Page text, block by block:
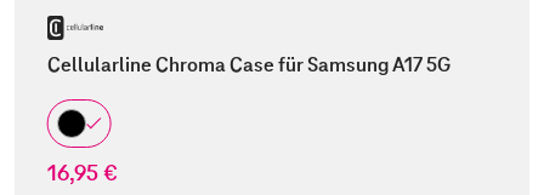
Cellularline Chroma Case für Samsung A17 5G
16,95 €